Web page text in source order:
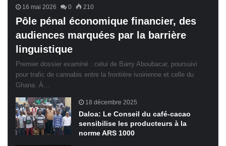
16 mai 2026 0 210
Pôle pénal économique financier, des
audiences marquées par la barrière
linguistique
Premier dossier examiné : celui de Barry Aboubacar, poursuivi
pour trafic de cannabis entre la frontière ivoirienne et celle du
Ghana. À…
18 décembre 2025
Daloa: Le Conseil du café-cacao
sensibilise les producteurs à la
norme ARS 1000